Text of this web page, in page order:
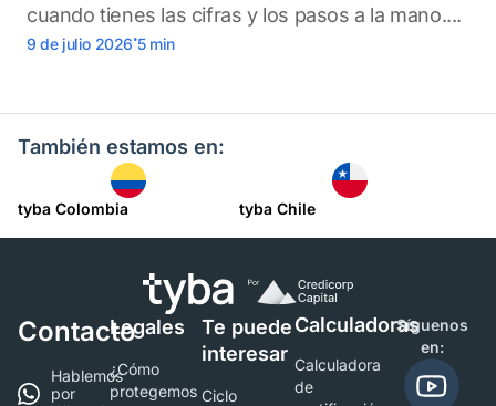
cuando tienes las cifras y los pasos a la mano....
9 de julio 2026.5 min
También estamos en:
tyba Colombia tyba Chile
Contacto
Hablemos
por
Legales
¿Cómo
protegemos
Te puede
interesar
Ciclo
Calculadoras
Calculadora
de
Síguenos
en: